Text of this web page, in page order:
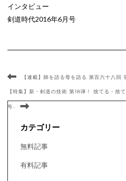
インタビュー
剣道時代2016年6月号
【連載】師を語る母を語る 第百六十八
【特集】新・剣道の技術 第18弾！ 捨てる・捨
号-
カテゴリー
無料記事
有料記事